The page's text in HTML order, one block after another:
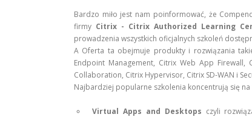
Bardzo miło jest nam poinformować, że
firmy Citrix - Citrix Authorized Learning
prowadzenia wszystkich oficjalnych szkoleń
A Oferta ta obejmuje produkty i rozwiązania
Endpoint Management, Citrix Web App
Collaboration, Citrix Hypervisor, Citrix SD-WAN i
Najbardziej popularne szkolenia koncentrują się na
Virtual Apps and Desktops czyli